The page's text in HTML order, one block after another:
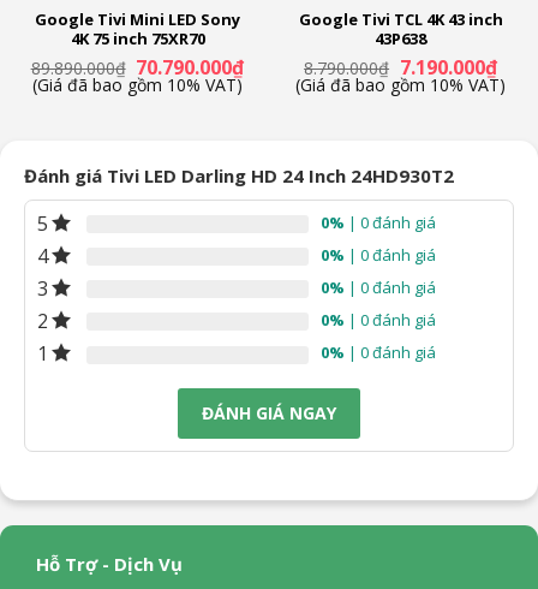
HDMI
VGA
USB
Có 1
LAN
Không
Kết Nối Wifi
Antenna
Thông Số Chung
549 x 75.4 x 327.7mm
Google Tivi Mini LED Sony
4K 75 inch 75XR70
89.890.000₫ Giá
gốc
là:
70.790.000₫Giá
(Giá đã bao gồm 10% VAT)
Google Tivi TCL 4K 43 inch
43P638
8.790.000₫ Giá
gốc
là:
7.190.000₫Giá
hiện
tại
(Giá đã bao gồm 10% VAT)
Đánh giá Tivi LED Darling HD 24 Inch 24HD930T2
5 0% | 0 đánh giá
4 0% | 0 đánh giá
3 0% | 0 đánh giá
2 0% | 0 đánh giá
1 0% | 0 đánh giá
ĐÁNH GIÁ NGAY
Hỗ Trợ - Dịch Vụ